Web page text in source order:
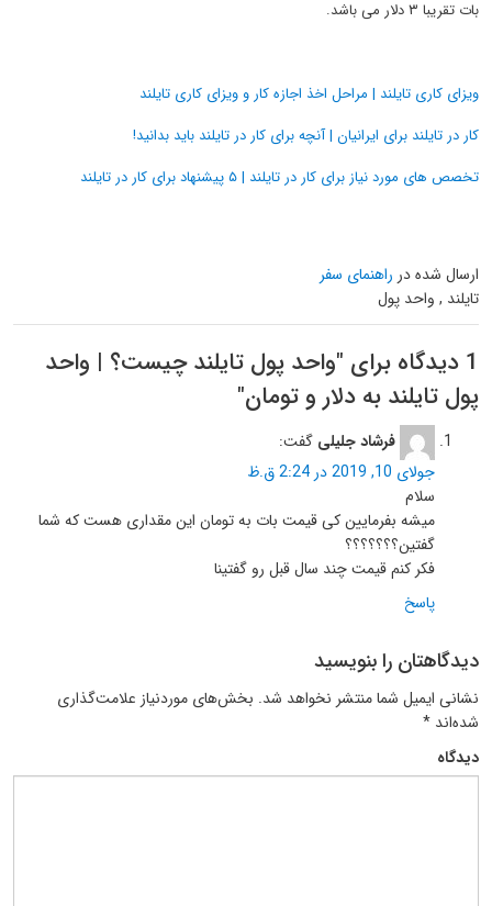
بات تقریبا ۳ دلار می باشد.
ویزای کاری تایلند | مراحل اخذ اجازه کار و ویزای کاری تایلند
کار در تایلند برای ایرانیان | آنچه برای کار در تایلند باید بدانید!
تخصص های مورد نیاز برای کار در تایلند | ۵ پیشنهاد برای کار در تایلند
ارسال شده در راهنمای سفر
تایلند , واحد پول
1 دیدگاه برای "
واحد پول تایلند چیست؟ | واحد
پول تایلند به دلار و تومان"
فرشاد جلیلی گفت:
جولای 10, 2019 در 2:24 ق.ظ
سلام
میشه بفرمایین کی قیمت بات به تومان این مقداری هست که شما
گفتین؟؟؟؟؟؟؟
فکر کنم قیمت چند سال قبل رو گفتینا
پاسخ
دیدگاهتان را بنویسید
نشانی ایمیل شما منتشر نخواهد شد. بخش‌های موردنیاز علامت‌گذاری
شده‌اند *
دیدگاه